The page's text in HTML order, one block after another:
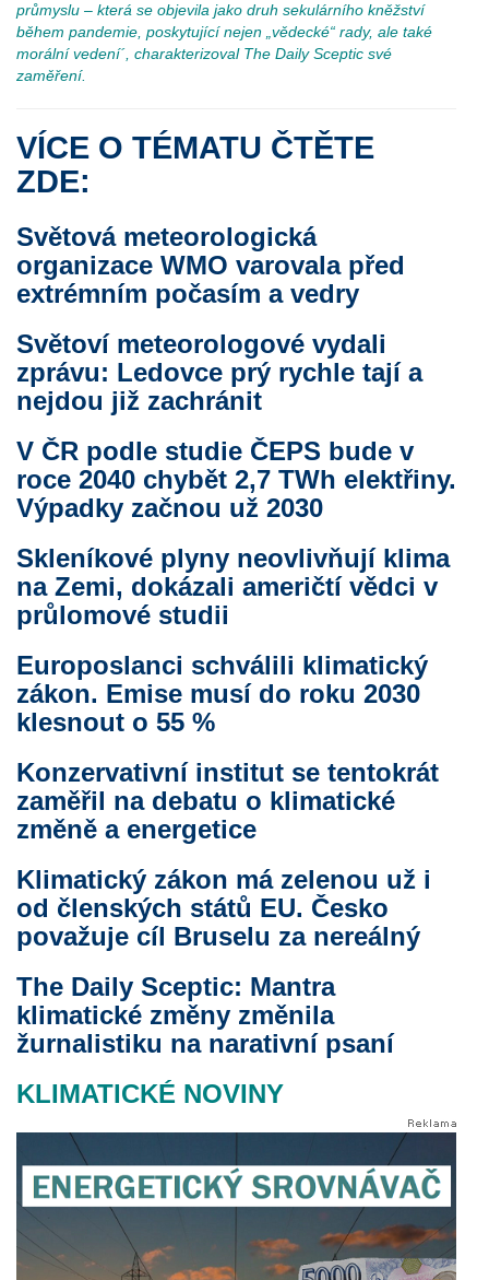
průmyslu – která se objevila jako druh sekulárního kněžství
během pandemie, poskytující nejen „vědecké“ rady, ale také
morální vedení´, charakterizoval The Daily Sceptic své
zaměření.
VÍCE O TÉMATU ČTĚTE
ZDE:
Světová meteorologická
organizace WMO varovala před
extrémním počasím a vedry
Světoví meteorologové vydali
zprávu: Ledovce prý rychle tají a
nejdou již zachránit
V ČR podle studie ČEPS bude v
roce 2040 chybět 2,7 TWh elektřiny.
Výpadky začnou už 2030
Skleníkové plyny neovlivňují klima
na Zemi, dokázali američtí vědci v
průlomové studii
Europoslanci schválili klimatický
zákon. Emise musí do roku 2030
klesnout o 55 %
Konzervativní institut se tentokrát
zaměřil na debatu o klimatické
změně a energetice
Klimatický zákon má zelenou už i
od členských států EU. Česko
považuje cíl Bruselu za nereálný
The Daily Sceptic: Mantra
klimatické změny změnila
žurnalistiku na narativní psaní
KLIMATICKÉ NOVINY